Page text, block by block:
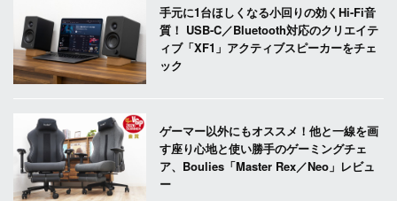
手元に1台ほしくなる小回りの効くHi-Fi音
質！ USB-C／Bluetooth対応のクリエイテ
ィブ「XF1」アクティブスピーカーをチェ
ック
ゲーマー以外にもオススメ！他と一線を画
す座り心地と使い勝手のゲーミングチェ
ア、Boulies「Master Rex／Neo」レビュ
ー